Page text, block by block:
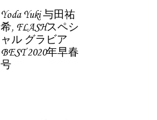
Yoda Yuki 与田祐
希, FLASHスペシ
ャル グラビア
BEST 2020年早春
号